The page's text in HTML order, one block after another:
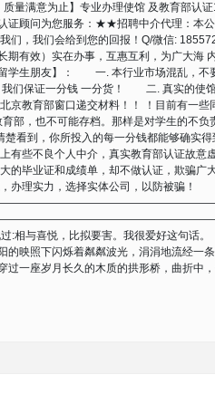
量满意为止】专业办理使馆 及教育部认
证顾问为您服务：★★招聘中介代理：本
们，我们会给到您的回报！Q/微信:
有效）实在办事，互惠互利，为广大海
学生朋友】： 一. 本行业市场混乱，不
们保证一分钱 一分货！ 二. 真实的使馆
京教育部窗口递交材料！！ ！目前有一些
部，也不可能存档。那样是对学生的不负
看到，你所投入的每一分钱都能够确实得
有些不良个人中介，真实教育部认证故意
的毕业证和成绩单，却不做认证，欺骗广
办理实力，选择实体公司，以防被骗！
喜悦，比拟要害。我很爱好这句话。
映照下闪烁着粼粼波光，涓涓地流经一
一座岁月长久的木质的拱形桥，曲折中